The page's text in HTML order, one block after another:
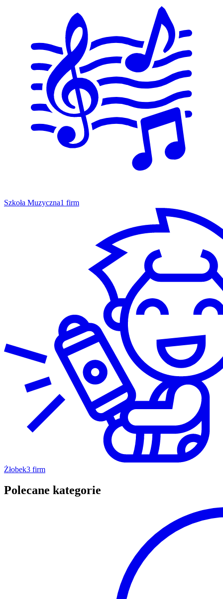
Szkoła Muzyczna1 firm
Żłobek3 firm
Polecane kategorie